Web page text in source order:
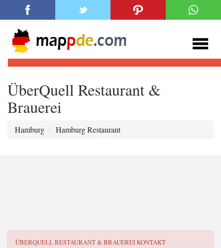
ÜberQuell Restaurant &
Brauerei
Hamburg Hamburg Restaurant
ÜBERQUELL RESTAURANT & BRAUEREIKONTAKT